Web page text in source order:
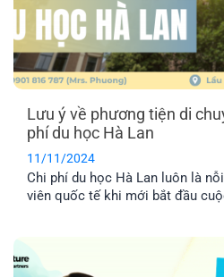
Lưu ý về phương tiện di
phí du học Hà Lan
11/11/2024
Chi phí du học Hà Lan luôn là
viên quốc tế khi mới bắt đầu
dưới đây sẽ bật mí cho bạn
chuyển ở Hà Lan trở nên dễ